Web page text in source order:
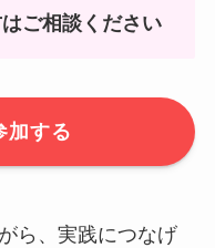
ご相談ください
加する
ら、実践につなげ